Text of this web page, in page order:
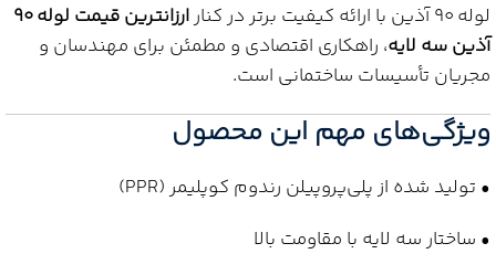
لوله 90 آذین با ارائه کیفیت برتر در کنار
ارزانترین قیمت لوله 90
آذین سه لایه، راهکاری اقتصادی و مطمئن برای مهندسان و
مجریان تأسیسات ساختمانی است.
ویژگی‌های مهم این محصول
• تولید شده از پلی‌پروپیلن رندوم کوپلیمر (PPR)
• ساختار سه لایه با مقاومت بالا